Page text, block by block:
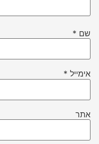
שם *
אימייל *
אתר